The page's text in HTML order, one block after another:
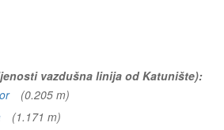
vazdušna linija od Katunište):
(0.205 m)
(1.171 m)